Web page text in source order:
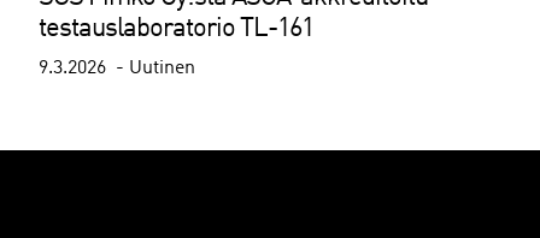
testauslaboratorio TL-161
9.3.2026 Uutinen